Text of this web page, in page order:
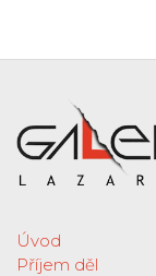
Úvod
Příjem děl